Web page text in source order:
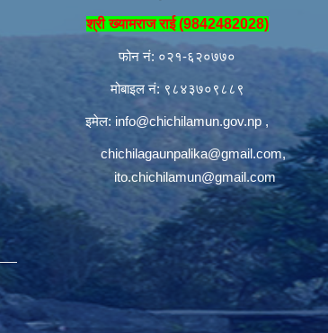
श्री ख्यामराज राई (9842482028)
फोन नं: ०२१-६२०७७०
मोबाइल नं: ९८४३७०९८८९
इमेल: info@chichilamun.gov.np ,
chichilagaunpalika@gmail.com,
ito.chichilamun@gmail.com